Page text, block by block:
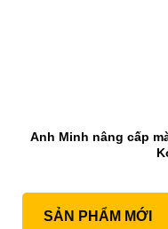
Anh Minh nâng cấp
SẢN PHẨM MỚI